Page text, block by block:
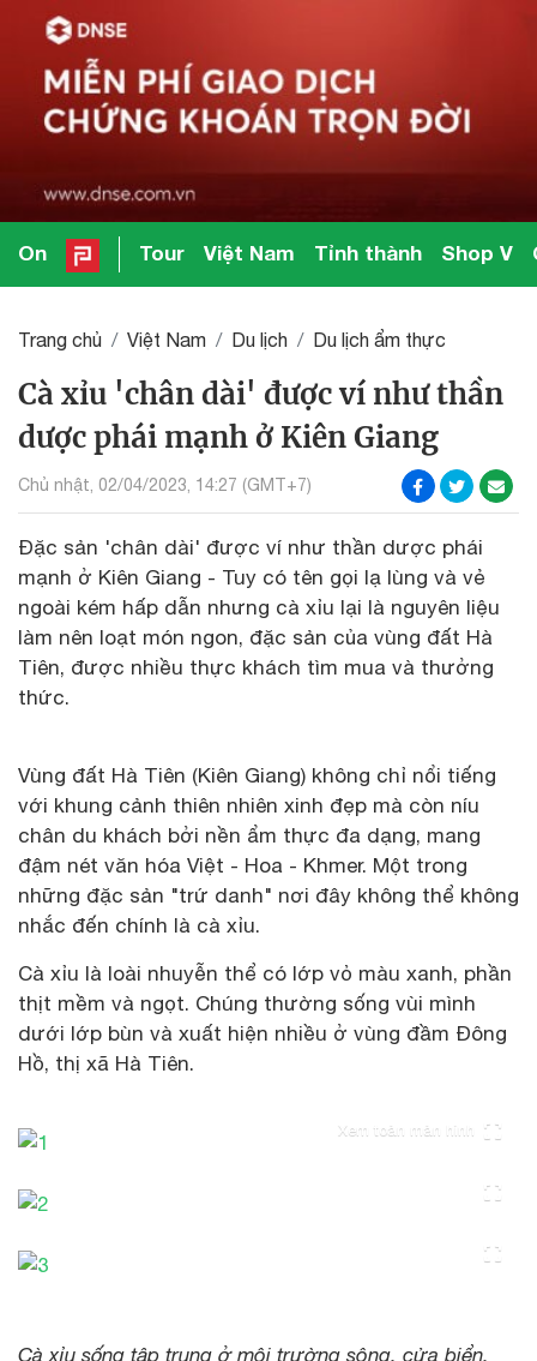
On Tour Việt Nam Tỉnh thành Shop V
Trang chủ Việt Nam Du lịch Du lịch ẩm thực
Cà xỉu 'chân dài' được ví như thần
dược phái mạnh ở Kiên Giang
Chủ nhật, 02/04/2023, 14:27 (GMT+7)
Đặc sản 'chân dài' được ví như thần dược phái
mạnh ở Kiên Giang - Tuy có tên gọi lạ lùng và vẻ
ngoài kém hấp dẫn nhưng cà xỉu lại là nguyên liệu
làm nên loạt món ngon, đặc sản của vùng đất Hà
Tiên, được nhiều thực khách tìm mua và thưởng
thức.
Vùng đất Hà Tiên (Kiên Giang) không chỉ nổi tiếng
với khung cảnh thiên nhiên xinh đẹp mà còn níu
chân du khách bởi nền ẩm thực đa dạng, mang
đậm nét văn hóa Việt - Hoa - Khmer. Một trong
những đặc sản "trứ danh" nơi đây không thể không
nhắc đến chính là cà xỉu.
Cà xỉu là loài nhuyễn thể có lớp vỏ màu xanh, phần
thịt mềm và ngọt. Chúng thường sống vùi mình
dưới lớp bùn và xuất hiện nhiều ở vùng đầm Đông
Hồ, thị xã Hà Tiên.
Xem toàn màn hình
Cà xỉu sống tập trung ở môi trường sông, cửa biển,